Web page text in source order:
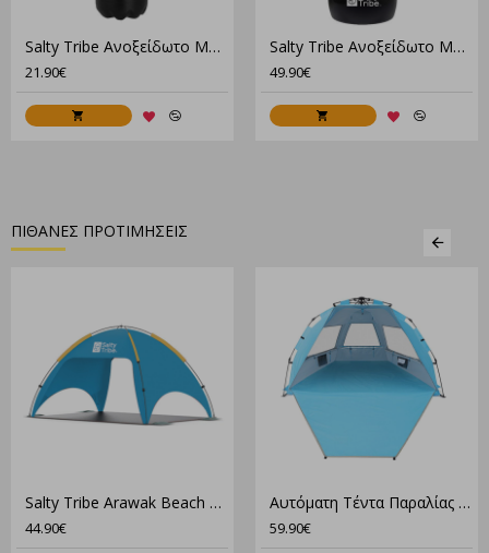
Salty Tribe Ανοξείδωτο Μπουκάλι Θερμός, Moken Water Bottle Stainless Steel Thermos 1000 Ml Tri-097
21.90€
Salty Tribe Ανοξείδωτο Μπουκάλι Θερμός,Moken Water Bottle Stainless Steel Thermos 2100 Ml Tri-098
49.90€
ΠΙΘΑΝΕΣ ΠΡΟΤΙΜΗΣΕΙΣ
Salty Tribe Arawak Beach Tent, Σκηνή Παραλίας 210X150X125(Ύψος) Cm
44.90€
Αυτόματη Τέντα Παραλίας Salty Tribe Jaega 3 Ατόμων Μπλέ TRI-055
59.90€